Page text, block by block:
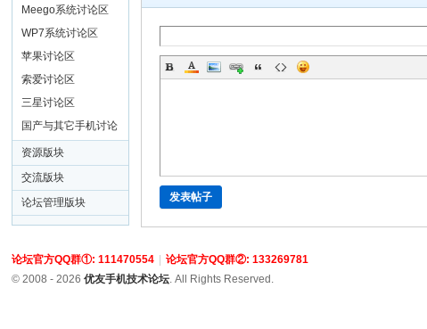
Meego系统讨论区
WP7系统讨论区
苹果讨论区
索爱讨论区
三星讨论区
国产与其它手机讨论
区
资源版块
交流版块
论坛管理版块
发表帖子
论坛官方QQ群①: 111470554
论坛官方QQ群②: 133269781
© 2008 - 2026优友手机技术论坛. All Rights Reserved.